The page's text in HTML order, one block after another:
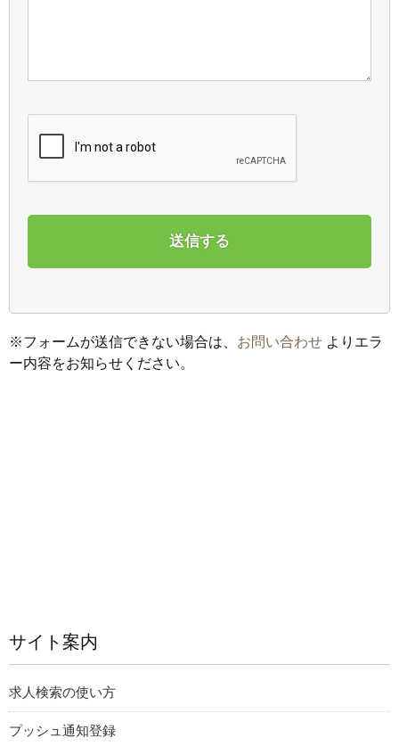
※フォームが送信できない場合は、 お問い合わせ よりエラ
ー内容をお知らせください。
サイト案内
求人検索の使い方
プッシュ通知登録